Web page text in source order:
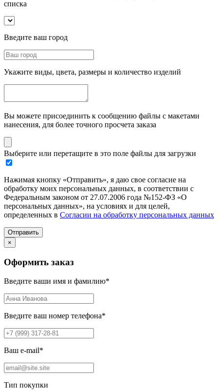
списка
Введите ваш город
Укажите виды, цвета, размеры и количество изделий
Вы можете присоединить к сообщению файлы с макетами
нанесения, для более точного просчета заказа
Выберите или перетащите в это поле файлы для загрузки
Нажимая кнопку «Отправить», я даю свое согласие на
обработку моих персональных данных, в соответствии с
Федеральным законом от 27.07.2006 года №152-ФЗ «О
персональных данных», на условиях и для целей,
определенных в Согласии на обработку персональных данных
Отправить
×
Оформить заказ
Введите ваши имя и фамилию*
Введите ваш номер телефона*
Ваш e-mail*
Тип покупки